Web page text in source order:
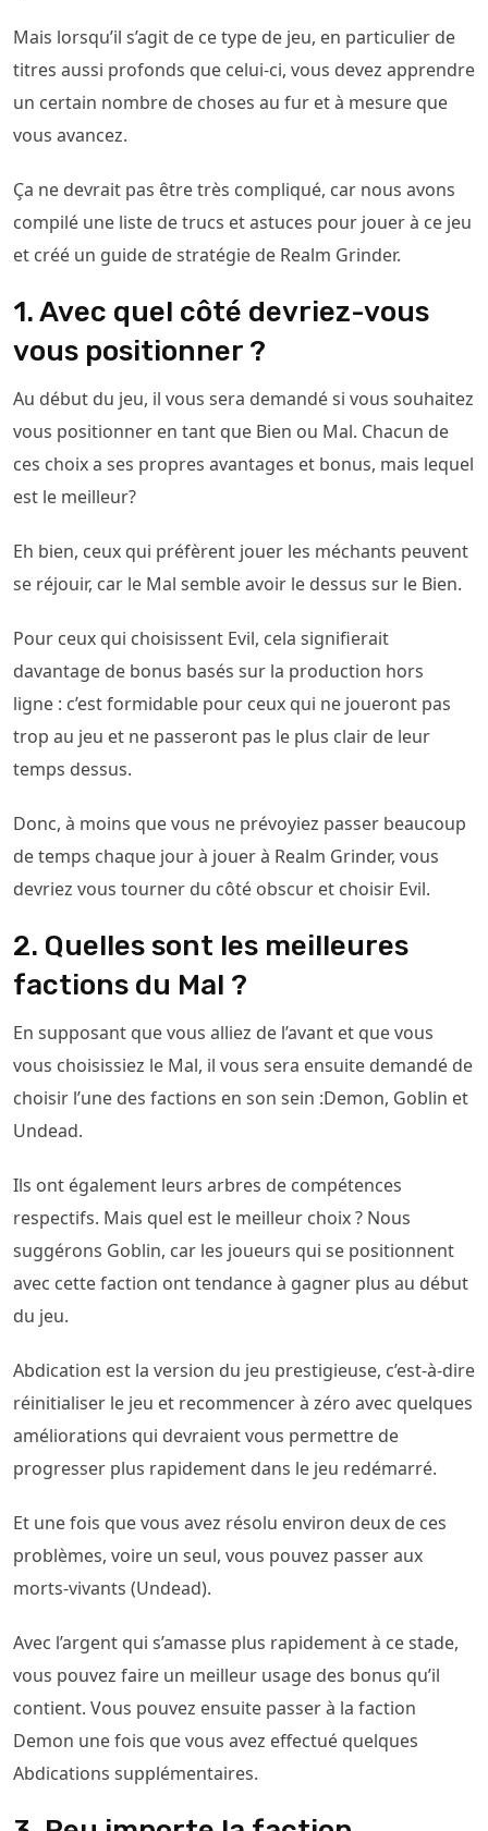
Mais lorsqu’il s’agit de ce type de jeu, en particulier de
titres aussi profonds que celui-ci, vous devez apprendre
un certain nombre de choses au fur et à mesure que
vous avancez.
Ça ne devrait pas être très compliqué, car nous avons
compilé une liste de trucs et astuces pour jouer à ce jeu
et créé un guide de stratégie de Realm Grinder.
1. Avec quel côté devriez-vous
vous positionner ?
Au début du jeu, il vous sera demandé si vous souhaitez
vous positionner en tant que Bien ou Mal. Chacun de
ces choix a ses propres avantages et bonus, mais lequel
est le meilleur?
Eh bien, ceux qui préfèrent jouer les méchants peuvent
se réjouir, car le Mal semble avoir le dessus sur le Bien.
Pour ceux qui choisissent Evil, cela signifierait
davantage de bonus basés sur la production hors
ligne : c’est formidable pour ceux qui ne joueront pas
trop au jeu et ne passeront pas le plus clair de leur
temps dessus.
Donc, à moins que vous ne prévoyiez passer beaucoup
de temps chaque jour à jouer à Realm Grinder, vous
devriez vous tourner du côté obscur et choisir Evil.
2. Quelles sont les meilleures
factions du Mal ?
En supposant que vous alliez de l’avant et que vous
vous choisissiez le Mal, il vous sera ensuite demandé de
choisir l’une des factions en son sein :Demon, Goblin et
Undead.
Ils ont également leurs arbres de compétences
respectifs. Mais quel est le meilleur choix ? Nous
suggérons Goblin, car les joueurs qui se positionnent
avec cette faction ont tendance à gagner plus au début
du jeu.
Abdication est la version du jeu prestigieuse, c’est-à-dire
réinitialiser le jeu et recommencer à zéro avec quelques
améliorations qui devraient vous permettre de
progresser plus rapidement dans le jeu redémarré.
Et une fois que vous avez résolu environ deux de ces
problèmes, voire un seul, vous pouvez passer aux
morts-vivants (Undead).
Avec l’argent qui s’amasse plus rapidement à ce stade,
vous pouvez faire un meilleur usage des bonus qu’il
contient. Vous pouvez ensuite passer à la faction
Demon une fois que vous avez effectué quelques
Abdications supplémentaires.